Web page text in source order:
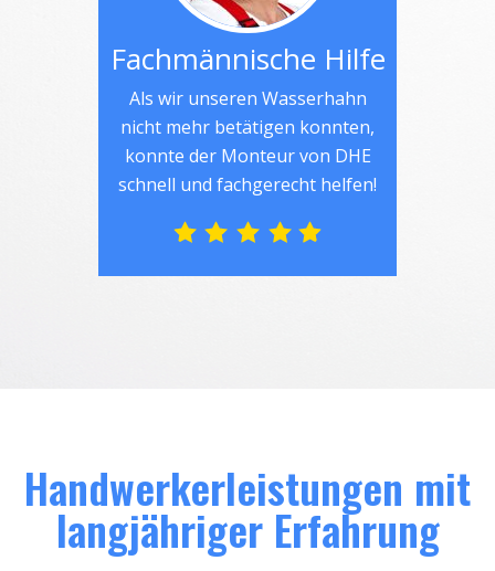
Fachmännische Hilfe
Als wir unseren Wasserhahn
nicht mehr betätigen konnten,
konnte der Monteur von DHE
schnell und fachgerecht helfen!
Handwerkerleistungen mit
langjähriger Erfahrung